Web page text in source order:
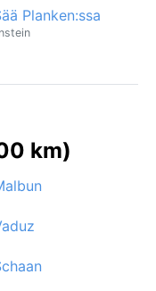
Planken:ssa
km)